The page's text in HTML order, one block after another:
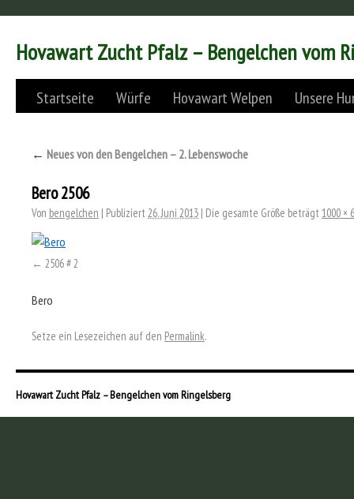
Hovawart Zucht Pfalz – Bengelchen vom
Startseite Würfe Hovawart Welpen Unsere
← Neues von den Bengelchen – 2. Lebenswoche
Bero 2506
Von bengelchen | Publiziert 26. Juni 2013 | Die gesamte Größe beträgt 1000 ×
2506 # 2
Bero
Setze ein Lesezeichen auf den Permalink.
Hovawart Zucht Pfalz – Bengelchen vom Ringelsberg